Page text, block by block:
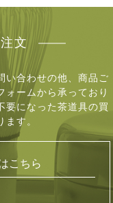
文
い合わせの他、商品ご
ォームから承っており
要になった茶道具の買
す。
こちら